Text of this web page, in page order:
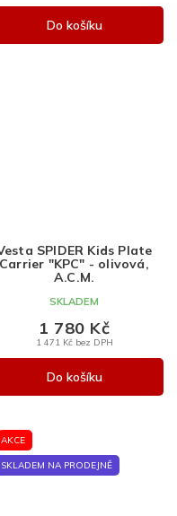
Do košíku
SPIDER Kids Plate
Carrier "KPC" - olivová,
A.C.M.
SKLADEM
1 471 Kč bez DPH
1 780 Kč
Do košíku
AKCE
SKLADEM NA PRODEJNĚ